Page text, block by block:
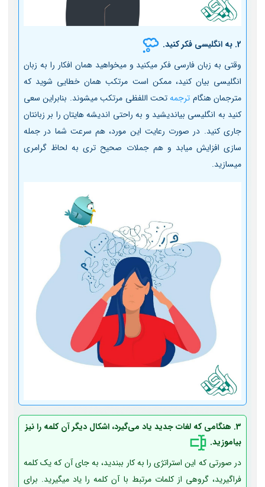
2. به انگلیسی فکر کنید.
وقتی به زبان فارسی فکر میکنید و می­خواهید همان افکار را به زبان
انگلیسی بیان کنید، ممکن است مرتکب همان خطایی شوید که
مترجمان هنگام ترجمهتحت اللفظی مرتکب می­شوند. بنابراین سعی
کنید به انگلیسی بیاندیشید و به راحتی اندیشه هایتان را بر زبانتان
جاری کنید. در صورت رعایت این مورد، هم سرعت شما در جمله
سازی افزایش میابد و هم جملات صحیح تری به لحاظ گرامری
میسازید.
3. هنگامی که لغات جدید یاد می‌گیرد، اشکال دیگر آن کلمه را نیز
بیاموزید.
در صورتی که این استراتژی را به کار ببندید، به جای آن که یک کلمه
فراگیرید، گروهی از کلمات مرتبط با آن کلمه را یاد می­گیرید. برای